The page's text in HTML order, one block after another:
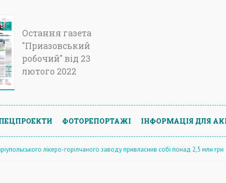
Остання газета
"Приазовський
робочий" від 23
лютого 2022
ФОТОРЕПОРТАЖІ ІНФОРМАЦIЯ ДЛЯ
лікеро-горілчаного заводу привласнив собі понад 2,5 млн грн